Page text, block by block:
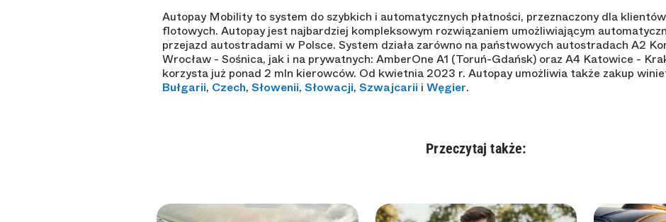
Autopay Mobility to system do szybkich i automatycznych płatności, przeznaczony dla
flotowych. Autopay jest najbardziej kompleksowym rozwiązaniem umożliwiającym
przejazd autostradami w Polsce. System działa zarówno na państwowych autostradach A2
Wrocław - Sośnica, jak i na prywatnych: AmberOne A1 (Toruń-Gdańsk) oraz A4 Katowice -
korzysta już ponad 2 mln kierowców. Od kwietnia 2023 r. Autopay umożliwia także zakup
Bułgarii, Czech, Słowenii, Słowacji, Szwajcarii i Węgier.
Przeczytaj także: